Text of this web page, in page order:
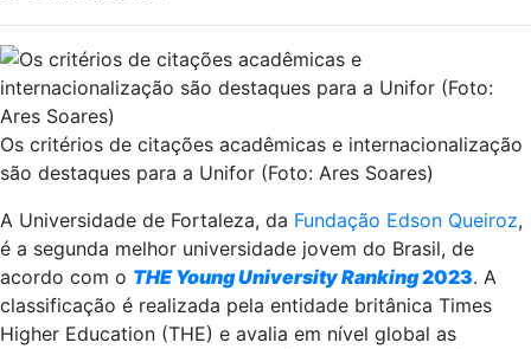
Os critérios de citações acadêmicas e internacionalização
são destaques para a Unifor (Foto: Ares Soares)
A Universidade de Fortaleza, da Fundação Edson Queiroz,
é a segunda melhor universidade jovem do Brasil, de
acordo com o THE Young University Ranking2023. A
classificação é realizada pela entidade britânica Times
Higher Education (THE) e avalia em nível global as